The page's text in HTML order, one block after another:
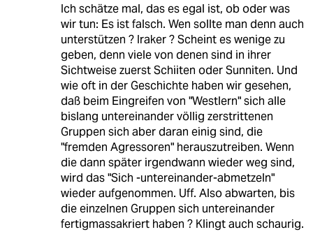
Ich schätze mal, das es egal ist, ob oder was
wir tun: Es ist falsch. Wen sollte man denn auch
unterstützen ? Iraker ? Scheint es wenige zu
geben, denn viele von denen sind in ihrer
Sichtweise zuerst Schiiten oder Sunniten. Und
wie oft in der Geschichte haben wir gesehen,
daß beim Eingreifen von "Westlern" sich alle
bislang untereinander völlig zerstrittenen
Gruppen sich aber daran einig sind, die
"fremden Agressoren" herauszutreiben. Wenn
die dann später irgendwann wieder weg sind,
wird das "Sich -untereinander-abmetzeln"
wieder aufgenommen. Uff. Also abwarten, bis
die einzelnen Gruppen sich untereinander
fertigmassakriert haben ? Klingt auch schaurig.